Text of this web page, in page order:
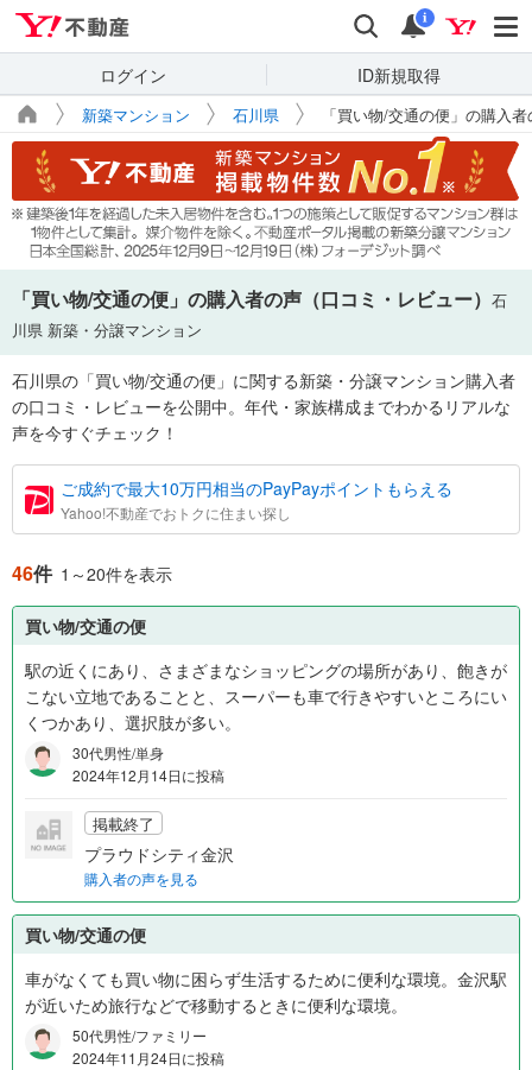
検索 通知
i
ログイン ID新規取得
新築マンション 石川県 「買い物/交通の便」の購入
「買い物/交通の便」の購入者の声（口コミ・レビュー） 石
川県 新築・分譲マンション
石川県の「買い物/交通の便」に関する新築・分譲マンション購入者
の口コミ・レビューを公開中。年代・家族構成までわかるリアルな
声を今すぐチェック！
ご成約で最大10万円相当のPayPayポイントもらえる
Yahoo!不動産でおトクに住まい探し
46件 1～20件を表示
買い物/交通の便
駅の近くにあり、さまざまなショッピングの場所があり、飽きが
こない立地であることと、スーパーも車で行きやすいところにい
くつかあり、選択肢が多い。
30代男性/単身
2024年12月14日に投稿
掲載終了
プラウドシティ金沢
購入者の声を見る
買い物/交通の便
車がなくても買い物に困らず生活するために便利な環境。金沢駅
が近いため旅行などで移動するときに便利な環境。
50代男性/ファミリー
2024年11月24日に投稿